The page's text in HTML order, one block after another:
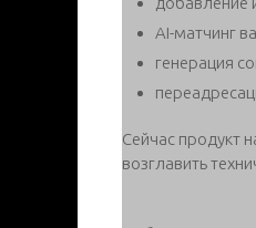
AI-матчинг
генерация
Сейчас продукт
возглавить